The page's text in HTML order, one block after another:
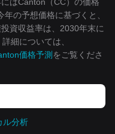
の予想価格に基づくと、
資収益率は、2030年末に
細については、
価格予測 をご覧くださ
ル分析